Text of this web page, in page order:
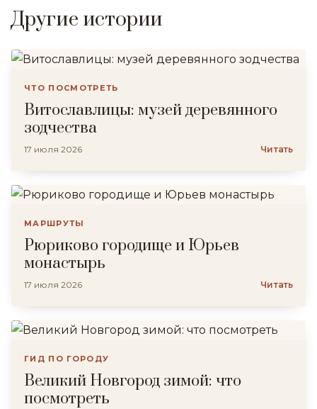
Другие истории
ЧТО ПОСМОТРЕТЬ
Витославлицы: музей деревянного
зодчества
17 июля 2026 Читать
МАРШРУТЫ
Рюриково городище и Юрьев
монастырь
17 июля 2026 Читать
ГИД ПО ГОРОДУ
Великий Новгород зимой: что
посмотреть